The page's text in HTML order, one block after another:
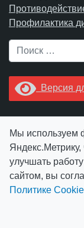
Профилактика
Поиск
Версия
Ctrl+Enter.
©
Мы используем
улучшать
сайтом, вы
Политике Cookie